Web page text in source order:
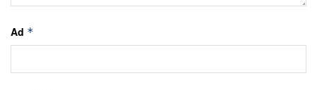
Ad *